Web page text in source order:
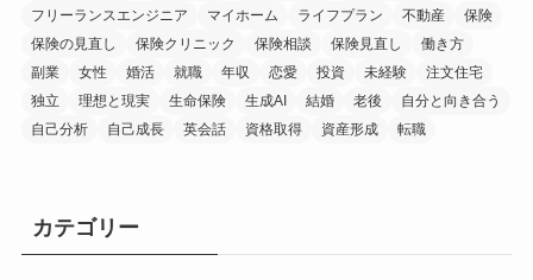
フリーランスエンジニア
マイホーム ライフプラン 不動産
保険
保険の見直し
保険クリニック 保険相談 保険見直し
働き方
副業
女性 婚活 就職 年収 恋愛 投資 未経験
注文住宅
独立
理想と現実 生命保険 生成AI 結婚 老後
自分と向き合う
自己分析
自己成長 英会話 資格取得 資産形成 転職
カテゴリー